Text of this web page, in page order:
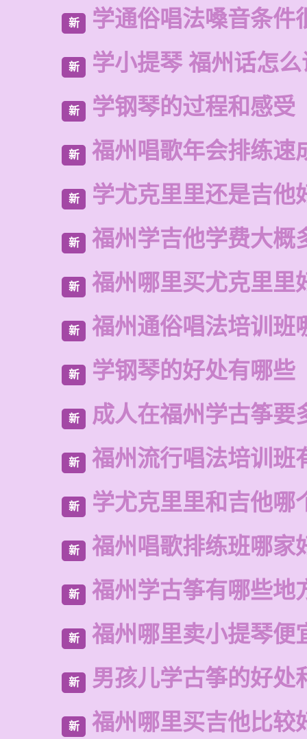
新 学通俗唱法嗓音条件
新 学小提琴 福州话怎
新 学钢琴的过程和感受
新 福州唱歌年会排练速
新 学尤克里里还是吉他
新 福州学吉他学费大概
新 福州哪里买尤克里里
新 福州通俗唱法培训班
新 学钢琴的好处有哪些
新 成人在福州学古筝要
新 福州流行唱法培训班
新 学尤克里里和吉他哪
新 福州唱歌排练班哪家
新 福州学古筝有哪些地
新 福州哪里卖小提琴便
新 男孩儿学古筝的好处
新 福州哪里买吉他比较